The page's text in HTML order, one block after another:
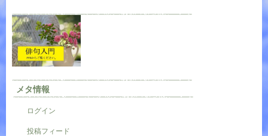
メタ情報
ログイン
投稿フィード